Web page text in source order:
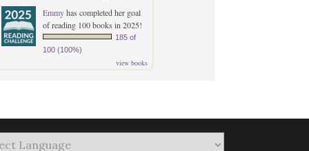
Emmyhas completed her goal
of reading 100 books in 2025!
185 of
100 (100%)
view books